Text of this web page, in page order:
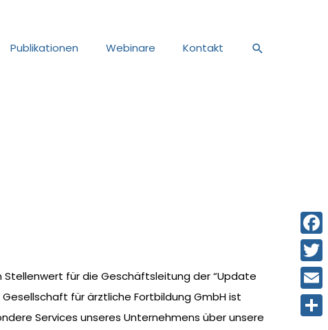
Publikationen Webinare Kontakt Suche
für die Geschäftsleitung der “Update
für ärztliche Fortbildung GmbH ist
Services unseres Unternehmens über unsere
Email